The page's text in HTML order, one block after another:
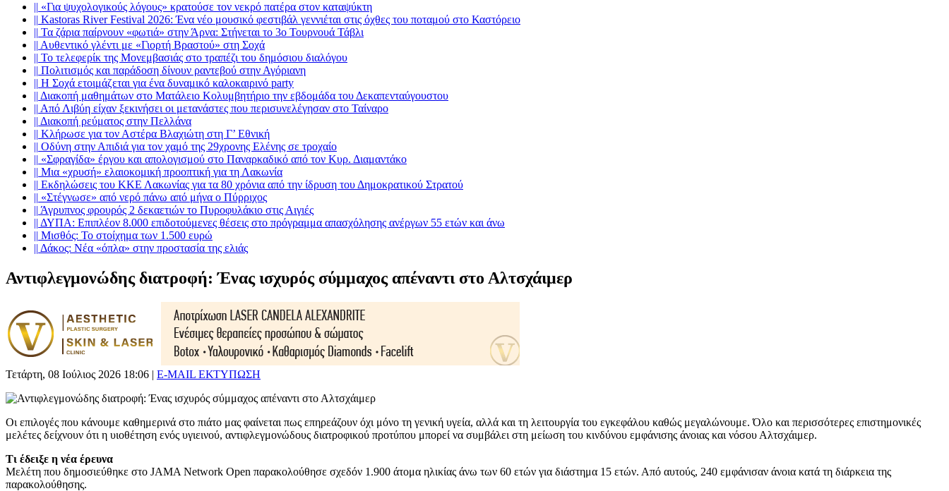
|| «Για ψυχολογικούς λόγους» κρατούσε τον νεκρό πατέρα στον καταψύκτη
|| Kastoras River Festival 2026: Ένα νέο μουσικό φεστιβάλ γεννιέται στις όχθες του ποταμού στο Καστόρειο
|| Τα ζάρια παίρνουν «φωτιά» στην Άρνα: Στήνεται το 3ο Τουρνουά Τάβλι
|| Αυθεντικό γλέντι με «Γιορτή Βραστού» στη Σοχά
|| Το τελεφερίκ της Μονεμβασιάς στο τραπέζι του δημόσιου διαλόγου
|| Πολιτισμός και παράδοση δίνουν ραντεβού στην Αγόριανη
|| Η Σοχά ετοιμάζεται για ένα δυναμικό καλοκαιρινό party
|| Διακοπή μαθημάτων στο Ματάλειο Κολυμβητήριο την εβδομάδα του Δεκαπενταύγουστου
|| Από Λιβύη είχαν ξεκινήσει οι μετανάστες που περισυνελέγησαν στο Ταίναρο
|| Διακοπή ρεύματος στην Πελλάνα
|| Κλήρωσε για τον Αστέρα Βλαχιώτη στη Γ’ Εθνική
|| Οδύνη στην Απιδιά για τον χαμό της 29χρονης Ελένης σε τροχαίο
|| «Σφραγίδα» έργου και απολογισμού στο Παναρκαδικό από τον Κυρ. Διαμαντάκο
|| Μια «χρυσή» ελαιοκομική προοπτική για τη Λακωνία
|| Εκδηλώσεις του ΚΚΕ Λακωνίας για τα 80 χρόνια από την ίδρυση του Δημοκρατικού Στρατού
|| «Στέγνωσε» από νερό πάνω από μήνα ο Πύρριχος
|| Άγρυπνος φρουρός 2 δεκαετιών το Πυροφυλάκιο στις Αιγιές
|| ΔΥΠΑ: Επιπλέον 8.000 επιδοτούμενες θέσεις στο πρόγραμμα απασχόλησης ανέργων 55 ετών και άνω
|| Μισθός: Το στοίχημα των 1.500 ευρώ
|| Δάκος: Νέα «όπλα» στην προστασία της ελιάς
Αντιφλεγμονώδης διατροφή: Ένας ισχυρός σύμμαχος απέναντι στο Αλτσχάιμερ
Τετάρτη, 08 Ιούλιος 2026 18:06 | E-MAIL ΕΚΤΥΠΩΣΗ
Οι επιλογές που κάνουμε καθημερινά στο πιάτο μας φαίνεται πως επηρεάζουν όχι μόνο τη γενική υγεία, αλλά και τη λειτουργία του εγκεφάλου καθώς μεγαλώνουμε. Όλο και περισσότερες επιστημονικές
μελέτες δείχνουν ότι η υιοθέτηση ενός υγιεινού, αντιφλεγμονώδους διατροφικού προτύπου μπορεί να συμβάλει στη μείωση του κινδύνου εμφάνισης άνοιας και νόσου Αλτσχάιμερ.
Τι έδειξε η νέα έρευνα
Μελέτη που δημοσιεύθηκε στο JAMA Network Open παρακολούθησε σχεδόν 1.900 άτομα ηλικίας άνω των 60 ετών για διάστημα 15 ετών. Από αυτούς, 240 εμφάνισαν άνοια κατά τη διάρκεια της
παρακολούθησης.